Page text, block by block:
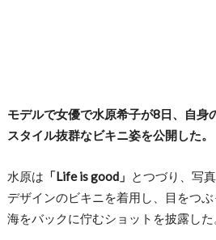
モデルで女優で水原希子が8日、自身
スタイル抜群なビキニ姿を公開した。
水原は 「Life is good」 とつづり、写
デザインのビキニを着用し、目をつ
海をバックに佇むショットを披露した